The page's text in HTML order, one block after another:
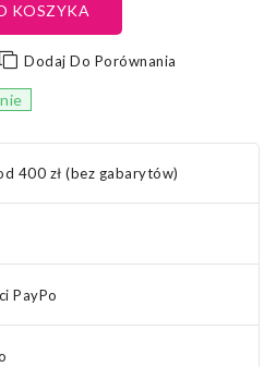
KOSZYKA
Dodaj Do Porównania
400 zł (bez gabarytów)
PayPo